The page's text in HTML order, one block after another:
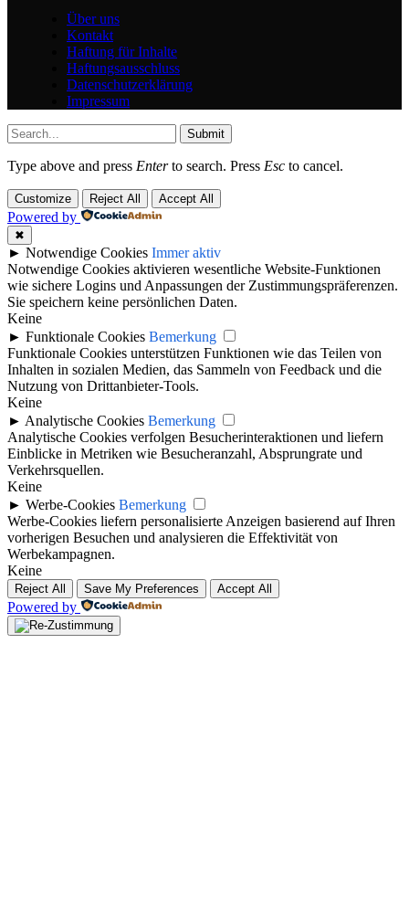
Über uns
Kontakt
Haftung für Inhalte
Haftungsausschluss
Datenschutzerklärung
Impressum
Submit
Type above and press Enterto search. Press Esc to cancel.
Customize Reject All Accept All
Powered by
✖
► Notwendige Cookies Immer aktiv
Notwendige Cookies aktivieren wesentliche Website-Funktionen
wie sichere Logins und Anpassungen der Zustimmungspräferenzen.
Sie speichern keine persönlichen Daten.
Keine
► Funktionale Cookies Bemerkung
Funktionale Cookies unterstützen Funktionen wie das Teilen von
Inhalten in sozialen Medien, das Sammeln von Feedback und die
Nutzung von Drittanbieter-Tools.
Keine
► Analytische Cookies Bemerkung
Analytische Cookies verfolgen Besucherinteraktionen und liefern
Einblicke in Metriken wie Besucheranzahl, Absprungrate und
Verkehrsquellen.
Keine
► Werbe-Cookies Bemerkung
Werbe-Cookies liefern personalisierte Anzeigen basierend auf Ihren
vorherigen Besuchen und analysieren die Effektivität von
Werbekampagnen.
Keine
Reject All Save My Preferences Accept All
Powered by